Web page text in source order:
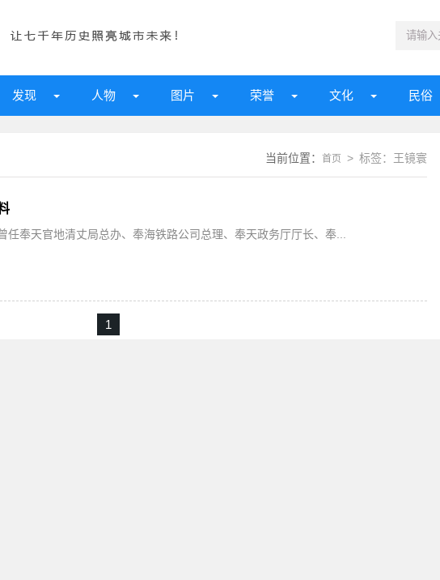
发现 人物 图片 荣誉 文化 民俗
当前位置： 首页 > 标签：王镜寰
奉天官地清丈局总办、奉海铁路公司总理、奉天政务厅厅长、奉...
1